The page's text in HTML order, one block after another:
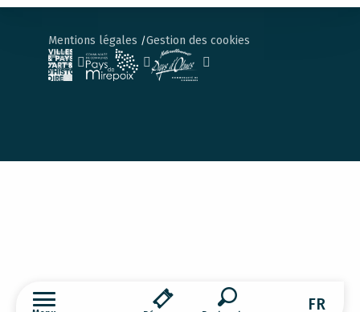
FR
Mentions légales Gestion des cookies